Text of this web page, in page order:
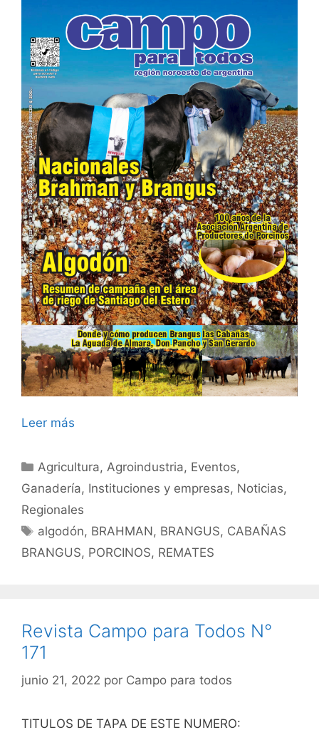
Leer más
Categorías
Agricultura,Agroindustria, Eventos,
Ganadería, Instituciones y empresas, Noticias,
Regionales
Etiquetas
algodón, BRAHMAN, BRANGUS, CABAÑAS
BRANGUS, PORCINOS, REMATES
Revista Campo para Todos N°
171
junio 21, 2022 por Campo para todos
TITULOS DE TAPA DE ESTE NUMERO: